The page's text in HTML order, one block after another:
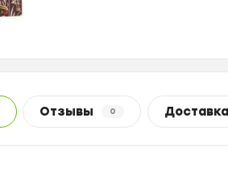
Отзывы 0 Доставка